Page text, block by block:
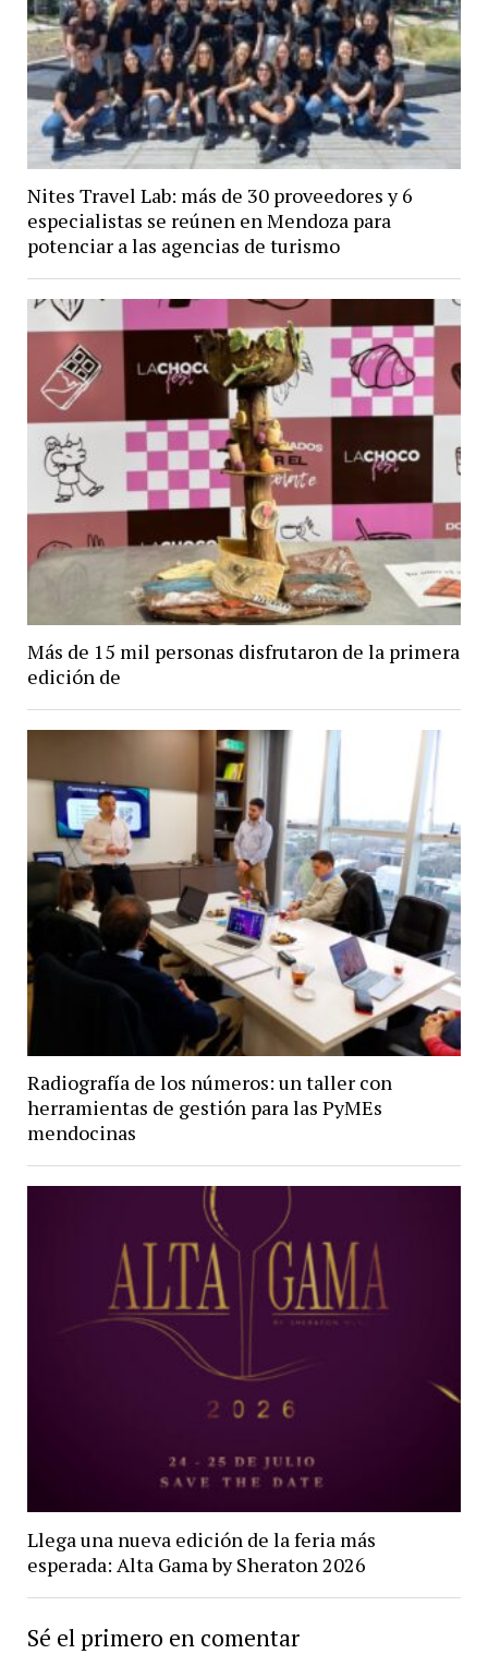
Nites Travel Lab: más de 30 proveedores y 6
especialistas se reúnen en Mendoza para
potenciar a las agencias de turismo
Más de 15 mil personas disfrutaron de la primera
edición de
Radiografía de los números: un taller con
herramientas de gestión para las PyMEs
mendocinas
Llega una nueva edición de la feria más
esperada: Alta Gama by Sheraton 2026
Sé el primero en comentar